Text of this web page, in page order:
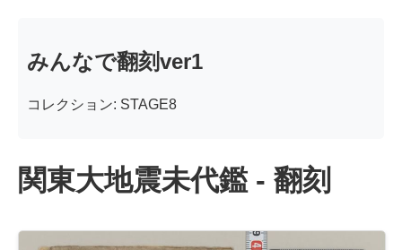
みんなで翻刻ver1
コレクション: STAGE8
関東大地震未代鑑 - 翻刻